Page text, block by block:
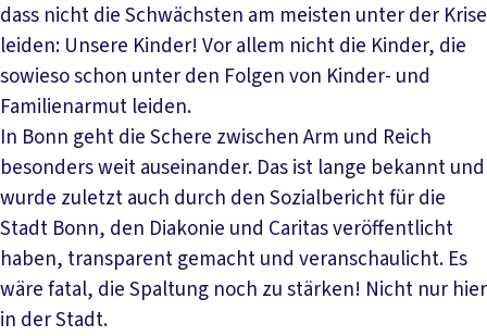
dass nicht die Schwächsten am meisten unter der Krise
leiden: Unsere Kinder! Vor allem nicht die Kinder, die
sowieso schon unter den Folgen von Kinder- und
Familienarmut leiden.
In Bonn geht die Schere zwischen Arm und Reich
besonders weit auseinander. Das ist lange bekannt und
wurde zuletzt auch durch den Sozialbericht für die
Stadt Bonn, den Diakonie und Caritas veröffentlicht
haben, transparent gemacht und veranschaulicht. Es
wäre fatal, die Spaltung noch zu stärken! Nicht nur hier
in der Stadt.